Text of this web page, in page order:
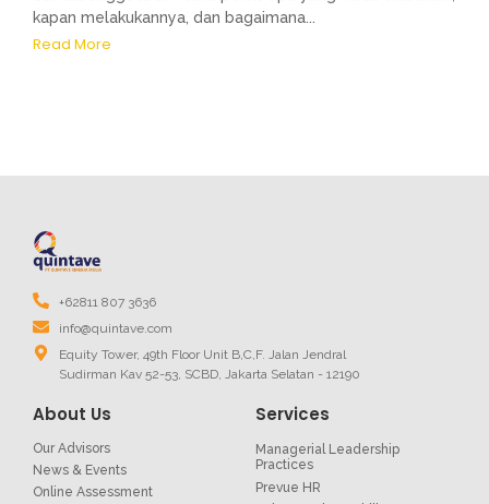
kapan melakukannya, dan bagaimana...
Read More
+62811 807 3636
info@quintave.com
Equity Tower, 49th Floor Unit B,C,F. Jalan Jendral
Sudirman Kav 52-53, SCBD, Jakarta Selatan - 12190
About Us
Our Advisors
News & Events
Online Assessment
Services
Managerial Leadership
Practices
Prevue HR